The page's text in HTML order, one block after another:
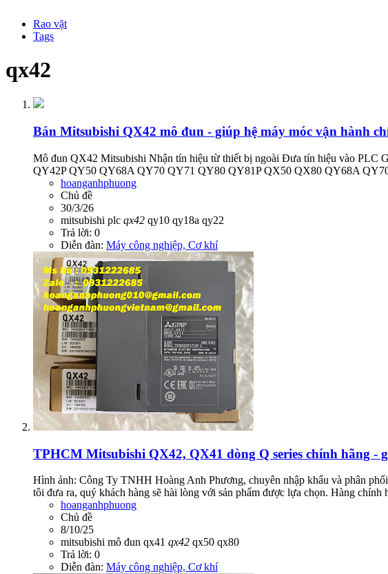
Rao vặt
Tags
qx42
Bán Mitsubishi QX42 mô đun - giúp hệ máy móc vận hành
Mô đun QX42 Mitsubishi Nhận tín hiệu từ thiết bị ngoài Đưa tín hiệu vào PLC
QY42P QY50 QY68A QY70 QY71 QY80 QY81P QX50 QX80 QY68A
hoanganhphuong
Chủ đề
30/3/26
mitsubishi plc qx42 qy10 qy18a qy22
Trả lời: 0
Diễn đàn: Máy công nghiệp, Cơ khí
TPHCM Mitsubishi QX42, QX41 dòng Q series chính hãng -
Hình ảnh: Công Ty TNHH Hoàng Anh Phương, chuyên nhập khẩu và phân
tôi đưa ra, quý khách hàng sẽ hài lòng với sản phẩm được lựa chọn. Hàng chính
hoanganhphuong
Chủ đề
8/10/25
mitsubishi mô đun qx41 qx42 qx50 qx80
Trả lời: 0
Diễn đàn: Máy công nghiệp, Cơ khí